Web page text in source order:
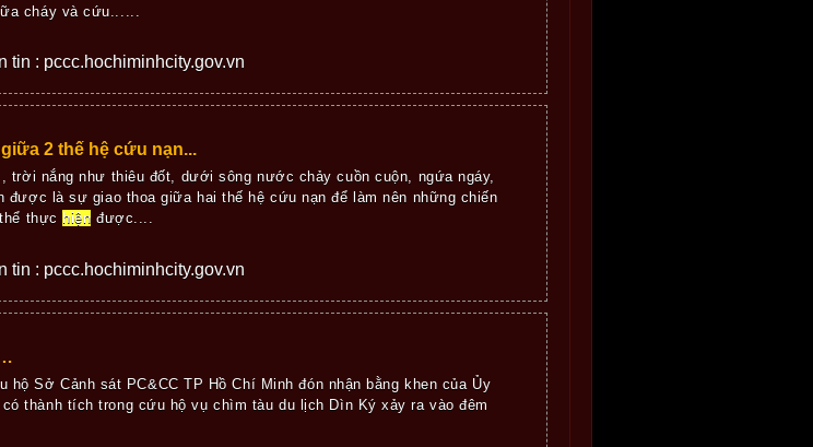
cháy và cứu......
tin : pccc.hochiminhcity.gov.vn
2 thế hệ cứu nạn...
trời nắng như thiêu đốt, dưới sông nước chảy cuồn cuộn, ngứa ngáy,
được là sự giao thoa giữa hai thế hệ cứu nạn để làm nên những chiến
thực hiện được....
tin : pccc.hochiminhcity.gov.vn
hộ Sở Cảnh sát PC&CC TP Hồ Chí Minh đón nhận bằng khen của Ủy
thành tích trong cứu hộ vụ chìm tàu du lịch Dìn Ký xảy ra vào đêm